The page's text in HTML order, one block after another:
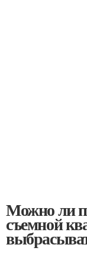
Можно ли
съемной